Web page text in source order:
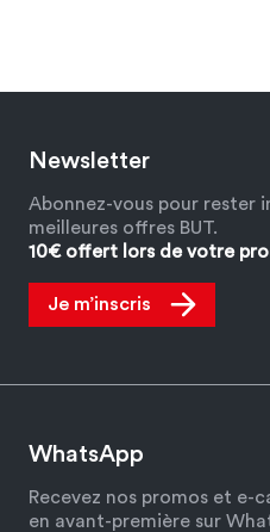
Newsletter
Abonnez-vous pour rester
meilleures offres BUT.
10€ offert lors de votre
Je m’inscris
WhatsApp
Recevez nos promos et e-
en avant-première sur